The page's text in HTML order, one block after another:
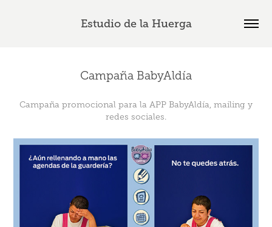
Estudio de la Huerga
Campaña BabyAldía
Campaña promocional para la APP BabyAldía, mailing y
redes sociales.